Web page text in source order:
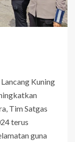
Kuning
Tim Satgas
terus
guna